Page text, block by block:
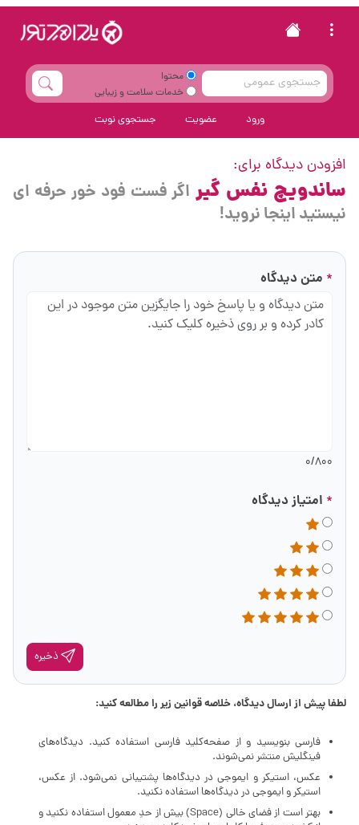
محتوا
خدمات سلامت و زیبایی
ورود عضویت جستجوی نوبت
افزودن دیدگاه برای:
ساندویچ نفس‌ گیر اگر فست فود خور حرفه ای
نیستید اینجا نروید!
* متن دیدگاه
0/800
* امتیاز دیدگاه
ذخیره
لطفا پیش از ارسال دیدگاه، خلاصه قوانین زیر را مطالعه کنید:
فارسی بنویسید و از صفحه‌کلید فارسی استفاده کنید. دیدگاه‌های
فینگلیش منتشر نمی‌شوند.
عکس، استیکر و ایموجی در دیدگاه‌ها پشتیبانی نمی‌شود. از عکس،
استیکر و ایموجی در دیدگاه‌ها استفاده نکنید.
بهتر است از فضای خالی (Space) بیش‌ از‌ حدِ معمول استفاده نکنید و